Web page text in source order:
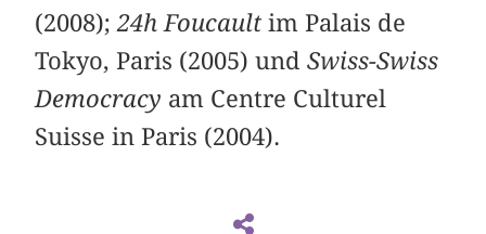
(2008);24h Foucault im Palais de
Tokyo, Paris (2005) undSwiss-Swiss
Democracy am Centre Culturel
Suisse in Paris (2004).